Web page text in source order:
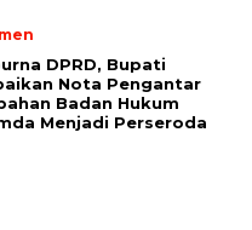
DPRD, Bupati
Nota Pengantar
Badan Hukum
Menjadi Perseroda